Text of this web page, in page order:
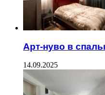
Арт-нуво в
14.09.2025